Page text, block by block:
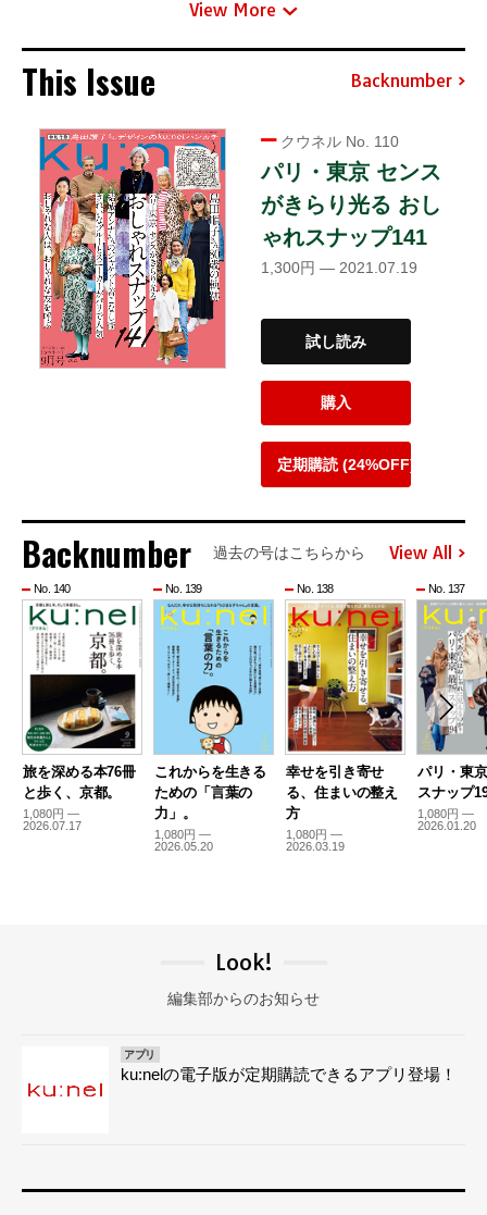
View More
This Issue Backnumber
クウネル No. 110
パリ・東京 センス
がきらり光る おし
ゃれスナップ141
1,300円 — 2021.07.19
試し読み
購入
定期購読 (24%OFF)
Backnumber 過去の号はこちらから View All
No. 140
旅を深める本76冊
と歩く、京都。
1,080円 —
2026.07.17
No. 139
これからを生きる
ための「言葉の
力」。
1,080円 —
2026.05.20
No. 138
幸せを引き寄せ
る、住まいの整え
方
1,080円 —
2026.03.19
No. 137
パリ・東
スナップ
1,080円 —
2026.01.20
Look!
編集部からのお知らせ
アプリ
ku:nelの電子版が定期購読できるアプリ登場！